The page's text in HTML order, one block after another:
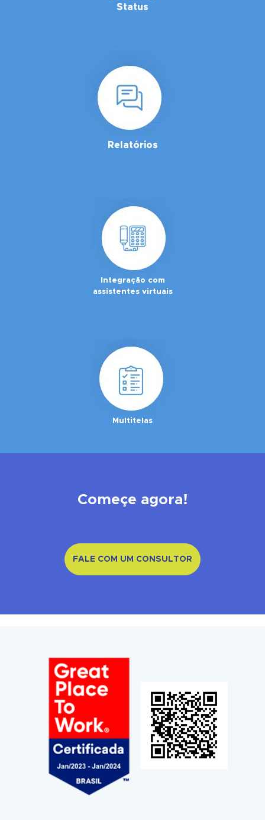
Status
Relatórios
Integração com
assistentes virtuais
Multitelas
Começe agora!
FALE COM UM CONSULTOR